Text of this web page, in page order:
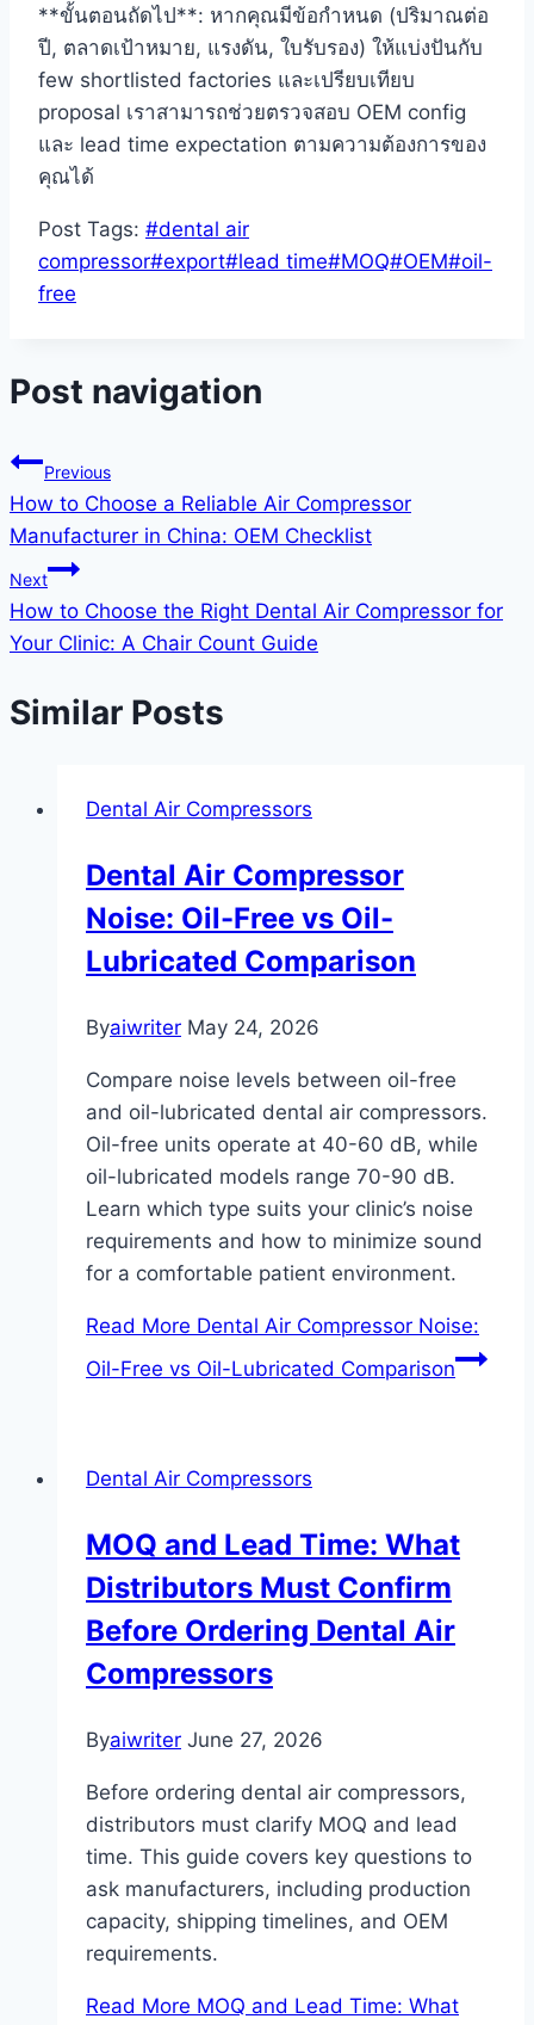
**ขั้นตอนถัดไป**: หากคุณมีข้อกำหนด (ปริมาณต่อ
ปี, ตลาดเป้าหมาย, แรงดัน, ใบรับรอง) ให้แบ่งปันกับ
few shortlisted factories และเปรียบเทียบ
proposal เราสามารถช่วยตรวจสอบ OEM config
และ lead time expectation ตามความต้องการของ
คุณได้
Post Tags: #dental air
compressor#export#lead time#MOQ#OEM#oil-
free
Post navigation
Previous
How to Choose a Reliable Air Compressor
Manufacturer in China: OEM Checklist
Next
How to Choose the Right Dental Air Compressor for
Your Clinic: A Chair Count Guide
Similar Posts
Dental Air Compressors
Dental Air Compressor
Noise: Oil-Free vs Oil-
Lubricated Comparison
Byaiwriter May 24, 2026
Compare noise levels between oil-free
and oil-lubricated dental air compressors.
Oil-free units operate at 40-60 dB, while
oil-lubricated models range 70-90 dB.
Learn which type suits your clinic’s noise
requirements and how to minimize sound
for a comfortable patient environment.
Read More Dental Air Compressor Noise:
Oil-Free vs Oil-Lubricated Comparison
Dental Air Compressors
MOQ and Lead Time: What
Distributors Must Confirm
Before Ordering Dental Air
Compressors
Byaiwriter June 27, 2026
Before ordering dental air compressors,
distributors must clarify MOQ and lead
time. This guide covers key questions to
ask manufacturers, including production
capacity, shipping timelines, and OEM
requirements.
Read More MOQ and Lead Time: What